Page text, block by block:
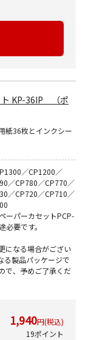
ト KP-36IP （ポ
紙36枚とインクシー
／CP1200／
／CP780／CP770／
／CP720／CP710／
ーパーカセットPCP-
要です。
になる場合がござい
る製品パッケージで
で、予めご了承くだ
1,940円(税込)
19ポイント